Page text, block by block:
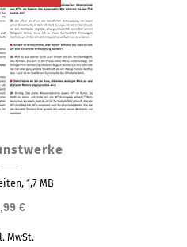
1,7 MB
€
MwSt.